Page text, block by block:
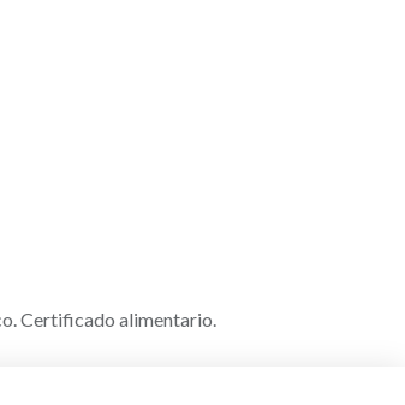
Certificado alimentario.